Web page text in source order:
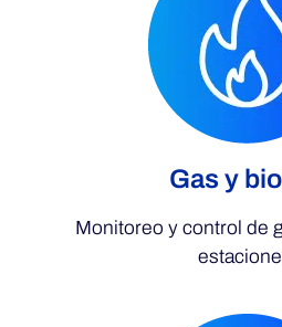
Gas y
Monitoreo y control de